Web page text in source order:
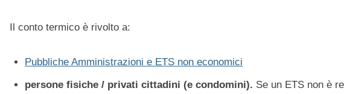
Il conto termico è rivolto a:
Pubbliche Amministrazioni e ETS non economici
persone fisiche / privati cittadini (e condomini). Se un ETS non è